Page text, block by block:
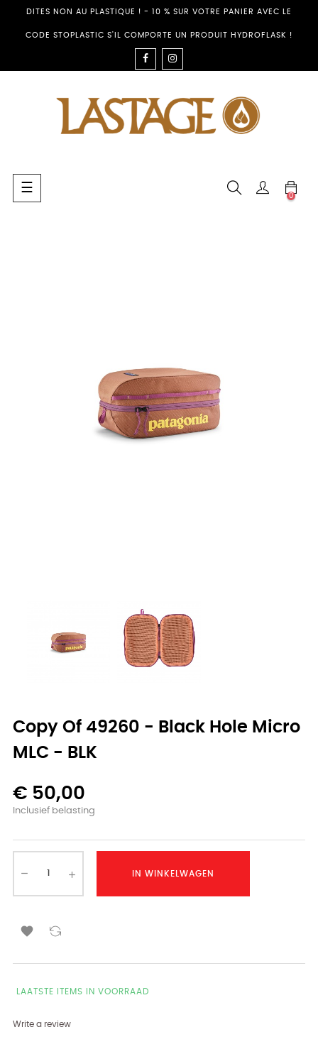
DITES NON AU PLASTIQUE ! - 10 % SUR VOTRE PANIER AVEC LE
CODE STOPLASTIC S'IL COMPORTE UN PRODUIT HYDROFLASK !
FACEBOOK
Toggle
navigation
☰
0
Copy Of 49260 - Black Hole Micro
MLC - BLK
€ 50,00
Inclusief belasting
IN WINKELWAGEN

LAATSTE ITEMS IN VOORRAAD
Write a review